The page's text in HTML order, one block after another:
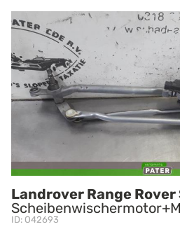
Landrover Range
ID: O42693